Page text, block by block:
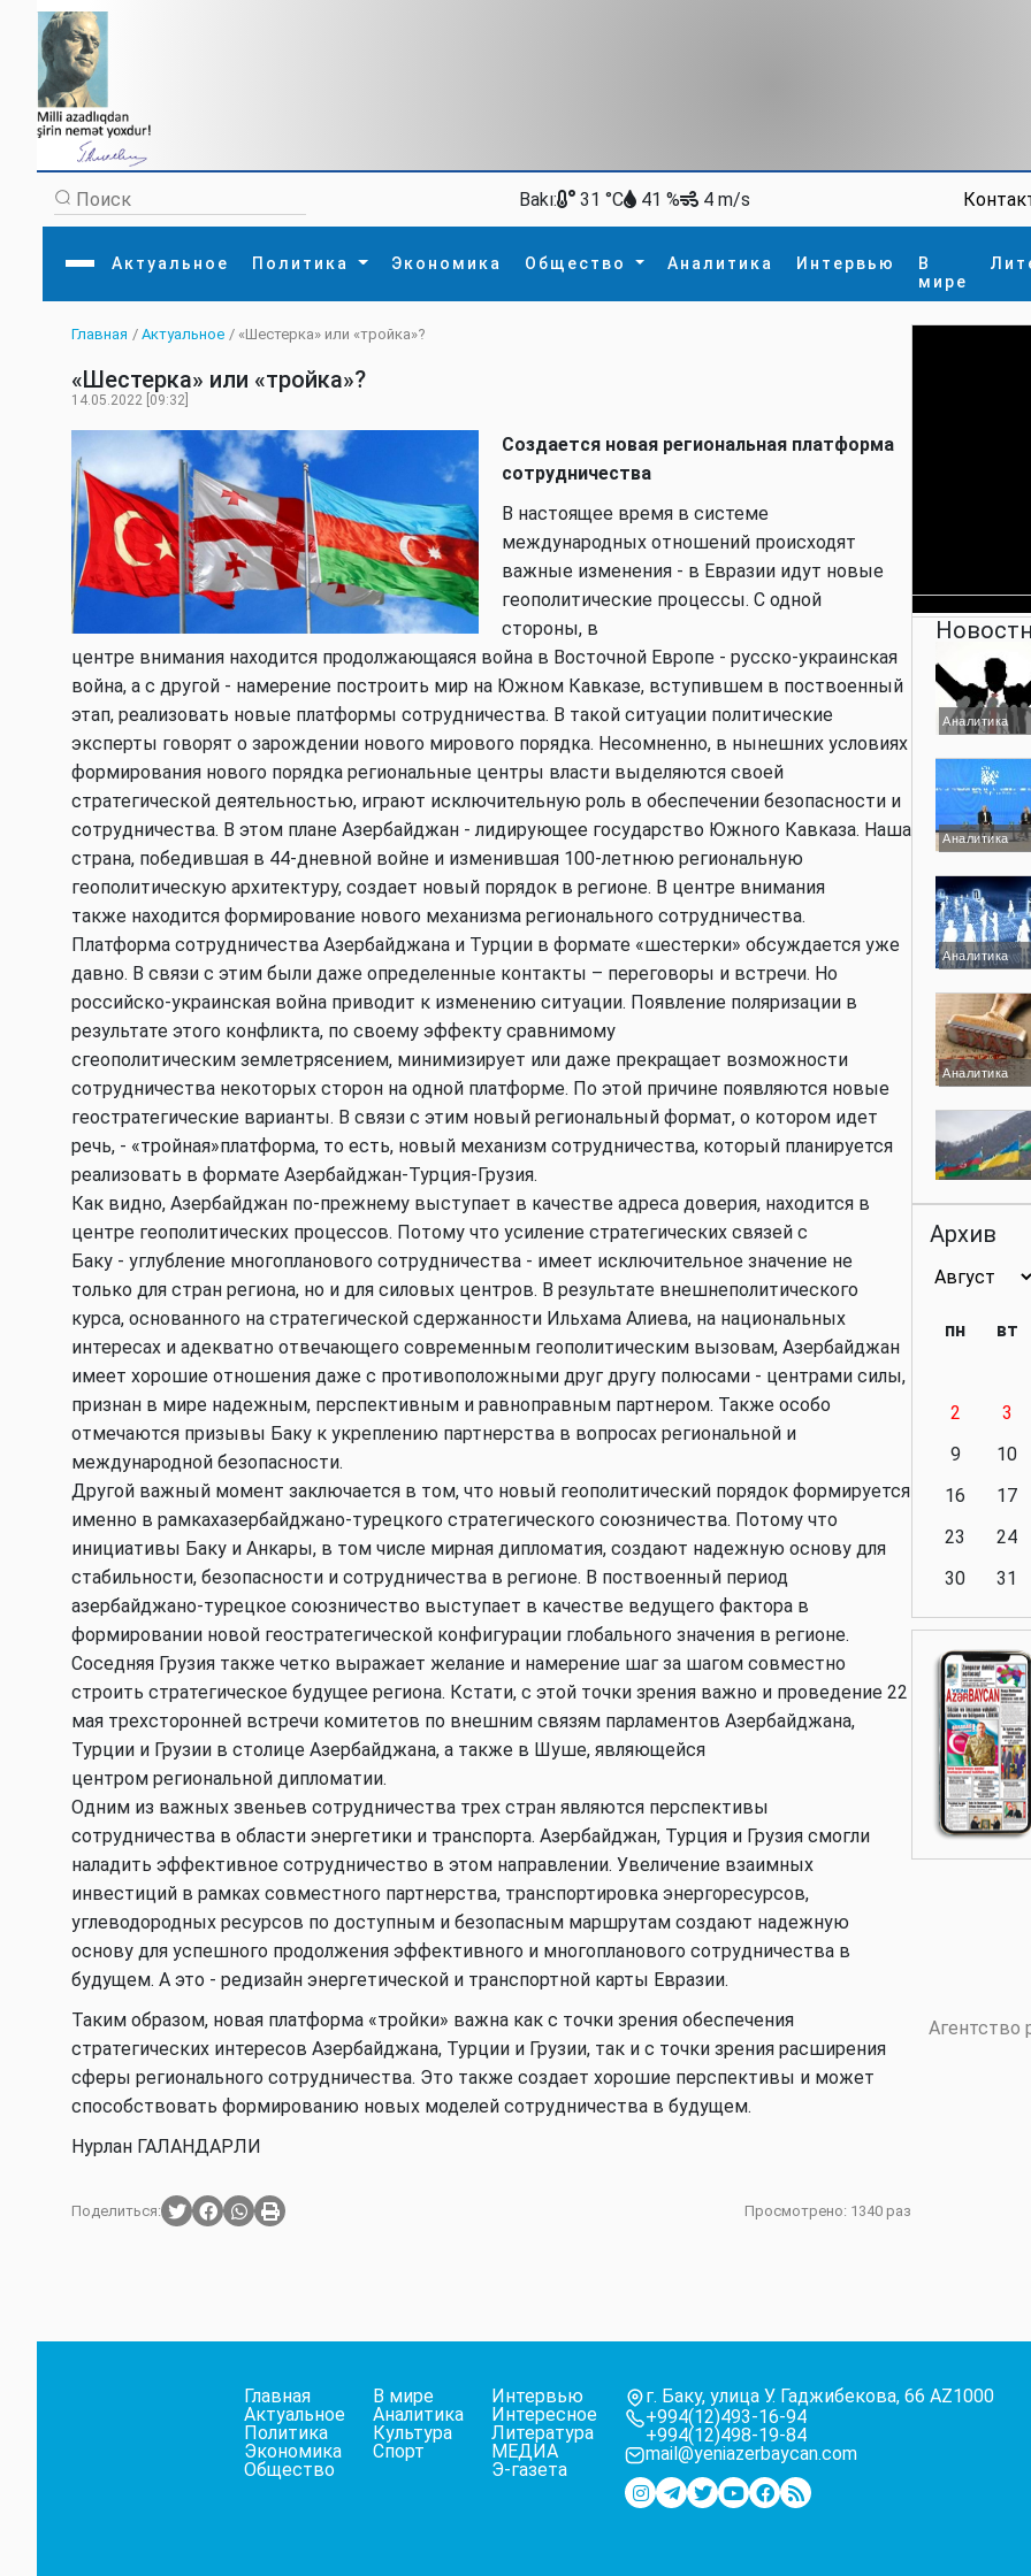
Bakı: 31 °C 41 % 4 m/s
Актуальное Политика Экономика Общество Аналитика Интервью
В
мире
Актуальное
Экономика
Культура
Интервью
МЕДИА
Внешняя политика
Внутренняя политика
Происшествие
Диаспора
Главная / Актуальное / «Шестерка» или «тройка»?
«Шестерка» или «тройка»?
14.05.2022 [09:32]
Создается новая региональная платформа
сотрудничества
В настоящее время в системе
международных отношений происходят
важные изменения - в Евразии идут новые
геополитические процессы. С одной
стороны, в
центре внимания находится продолжающаяся война в Восточной Европе - русско-украинская
война, а с другой - намерение построить мир на Южном Кавказе, вступившем в поствоенный
этап, реализовать новые платформы сотрудничества. В такой ситуации политические
эксперты говорят о зарождении нового мирового порядка. Несомненно, в нынешних условиях
формирования нового порядка региональные центры власти выделяются своей
стратегической деятельностью, играют исключительную роль в обеспечении безопасности и
сотрудничества. В этом плане Азербайджан - лидирующее государство Южного Кавказа. Наша
страна, победившая в 44-дневной войне и изменившая 100-летнюю региональную
геополитическую архитектуру, создает новый порядок в регионе. В центре внимания
также находится формирование нового механизма регионального сотрудничества.
Платформа сотрудничества Азербайджана и Турции в формате «шестерки» обсуждается уже
давно. В связи с этим были даже определенные контакты – переговоры и встречи. Но
российско-украинская война приводит к изменению ситуации. Появление поляризации в
результате этого конфликта, по своему эффекту сравнимому
сгеополитическим землетрясением, минимизирует или даже прекращает возможности
сотрудничества некоторых сторон на одной платформе. По этой причине появляются новые
геостратегические варианты. В связи с этим новый региональный формат, о котором идет
речь, - «тройная»платформа, то есть, новый механизм сотрудничества, который планируется
реализовать в формате Азербайджан-Турция-Грузия.
Как видно, Азербайджан по-прежнему выступает в качестве адреса доверия, находится в
центре геополитических процессов. Потому что усиление стратегических связей с
Баку - углубление многопланового сотрудничества - имеет исключительное значение не
только для стран региона, но и для силовых центров. В результате внешнеполитического
курса, основанного на стратегической сдержанности Ильхама Алиева, на национальных
интересах и адекватно отвечающего современным геополитическим вызовам, Азербайджан
имеет хорошие отношения даже с противоположными друг другу полюсами - центрами силы,
признан в мире надежным, перспективным и равноправным партнером. Также особо
отмечаются призывы Баку к укреплению партнерства в вопросах региональной и
международной безопасности.
Другой важный момент заключается в том, что новый геополитический порядок формируется
именно в рамкахазербайджано-турецкого стратегического союзничества. Потому что
инициативы Баку и Анкары, в том числе мирная дипломатия, создают надежную основу для
стабильности, безопасности и сотрудничества в регионе. В поствоенный период
азербайджано-турецкое союзничество выступает в качестве ведущего фактора в
формировании новой геостратегической конфигурации глобального значения в регионе.
Соседняя Грузия также четко выражает желание и намерение шаг за шагом совместно
строить стратегическое будущее региона. Кстати, с этой точки зрения важно и проведение 22
мая трехсторонней встречи комитетов по внешним связям парламентов Азербайджана,
Турции и Грузии в столице Азербайджана, а также в Шуше, являющейся
центром региональной дипломатии.
Одним из важных звеньев сотрудничества трех стран являются перспективы
сотрудничества в области энергетики и транспорта. Азербайджан, Турция и Грузия смогли
наладить эффективное сотрудничество в этом направлении. Увеличение взаимных
инвестиций в рамках совместного партнерства, транспортировка энергоресурсов,
углеводородных ресурсов по доступным и безопасным маршрутам создают надежную
основу для успешного продолжения эффективного и многопланового сотрудничества в
будущем. А это - редизайн энергетической и транспортной карты Евразии.
Таким образом, новая платформа «тройки» важна как с точки зрения обеспечения
стратегических интересов Азербайджана, Турции и Грузии, так и с точки зрения расширения
сферы регионального сотрудничества. Это также создает хорошие перспективы и может
способствовать формированию новых моделей сотрудничества в будущем.
Нурлан ГАЛАНДАРЛИ
Поделиться: Просмотрено: 1340 раз
Аналитика
Аналитика
Аналитика
Аналитика
Политика
Аналитика
Аналитика
Архив
пн вт
2
3
9
10
16
17
23
24
30
31
Агентство
Главная
Актуальное
Политика
Экономика
Общество
В мире
Аналитика
Культура
Спорт
Интервью
Интересное
Литература
МЕДИА
Э-газета
г. Баку, улица У. Гаджибекова, 66 AZ1000
+994(12)493-16-94
+994(12)498-19-84
mail@yeniazerbaycan.com